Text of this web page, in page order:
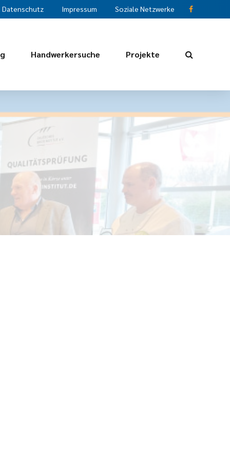
Datenschutz Impressum Soziale Netzwerke
Handwerkersuche Projekte